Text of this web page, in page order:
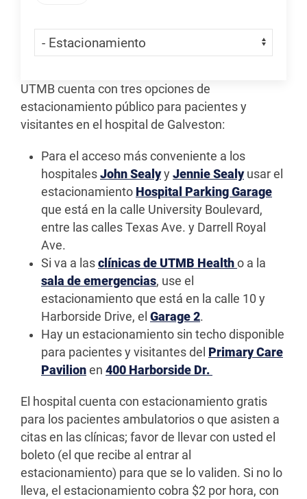
Skip Menu
Navigate:
UTMB cuenta con tres opciones de
estacionamiento público para pacientes y
visitantes en el hospital de Galveston:
Para el acceso más conveniente a los
hospitales John Sealyy Jennie Sealyusar el
estacionamiento Hospital Parking Garage
que está en la calle University Boulevard,
entre las calles Texas Ave. y Darrell Royal
Ave.
Si va a las clínicas de UTMB Health o a la
sala de emergencias, use el
estacionamiento que está en la calle 10 y
Harborside Drive, el Garage 2.
Hay un estacionamiento sin techo disponible
para pacientes y visitantes del
Primary Care
Pavilion en 400 Harborside Dr.
El hospital cuenta con estacionamiento gratis
para los pacientes ambulatorios o que asisten a
citas en las clínicas; favor de llevar con usted el
boleto (el que recibe al entrar al
estacionamiento) para que se lo validen. Si no lo
lleva, el estacionamiento cobra $2 por hora, con